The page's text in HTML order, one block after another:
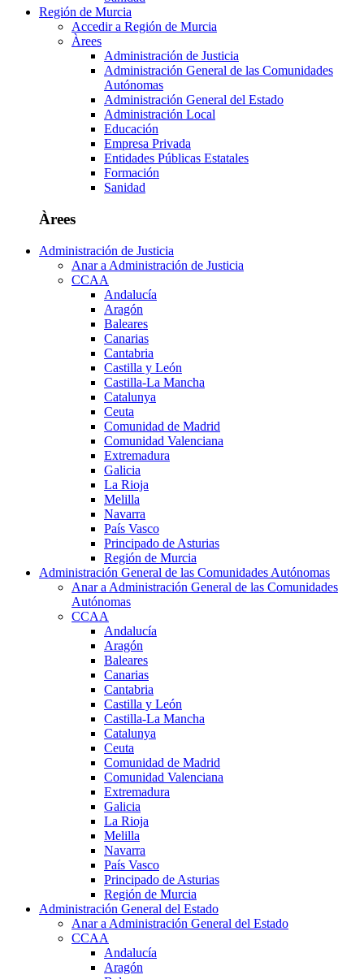
Región de Murcia
Accedir a Región de Murcia
Àrees
Administración de Justicia
Administración General de las Comunidades
Autónomas
Administración General del Estado
Administración Local
Educación
Empresa Privada
Entidades Públicas Estatales
Formación
Sanidad
Àrees
Administración de Justicia
Anar a Administración de Justicia
CCAA
Andalucía
Aragón
Baleares
Canarias
Cantabria
Castilla y León
Castilla-La Mancha
Catalunya
Ceuta
Comunidad de Madrid
Comunidad Valenciana
Extremadura
Galicia
La Rioja
Melilla
Navarra
País Vasco
Principado de Asturias
Región de Murcia
Administración General de las Comunidades Autónomas
Anar a Administración General de las Comunidades
Autónomas
CCAA
Andalucía
Aragón
Baleares
Canarias
Cantabria
Castilla y León
Castilla-La Mancha
Catalunya
Ceuta
Comunidad de Madrid
Comunidad Valenciana
Extremadura
Galicia
La Rioja
Melilla
Navarra
País Vasco
Principado de Asturias
Región de Murcia
Administración General del Estado
Anar a Administración General del Estado
CCAA
Andalucía
Aragón